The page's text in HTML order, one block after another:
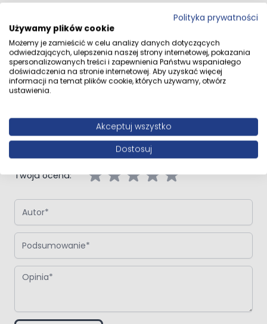
Opinie klientów
Napisz opinię o produkcie:Oltens Torne przycisk spłukujący do
WC biały/chrom/biały
Twoja ocena:
Autor
Podsumowanie
Opinia
Polityka prywatności
Używamy plików cookie
Możemy je zamieścić w celu analizy danych dotyczących
odwiedzających, ulepszenia naszej strony internetowej, pokazania
spersonalizowanych treści i zapewnienia Państwu wspaniałego
doświadczenia na stronie internetowej. Aby uzyskać więcej
informacji na temat plików cookie, których używamy, otwórz
ustawienia.
Akceptuj wszystko
Dostosuj